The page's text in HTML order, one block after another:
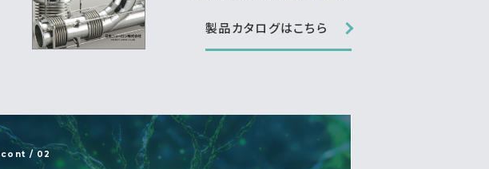
製品カタログはこちら
cont / 02